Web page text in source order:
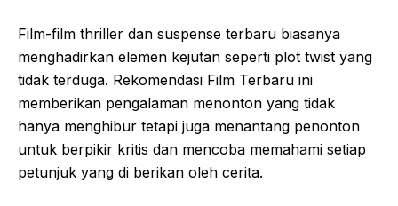
Film-film thriller dan suspense terbaru biasanya
menghadirkan elemen kejutan seperti plot twist yang
tidak terduga. Rekomendasi Film Terbaru ini
memberikan pengalaman menonton yang tidak
hanya menghibur tetapi juga menantang penonton
untuk berpikir kritis dan mencoba memahami setiap
petunjuk yang di berikan oleh cerita.